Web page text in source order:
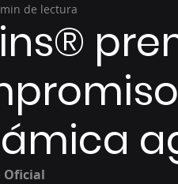
de lectura
Oficial